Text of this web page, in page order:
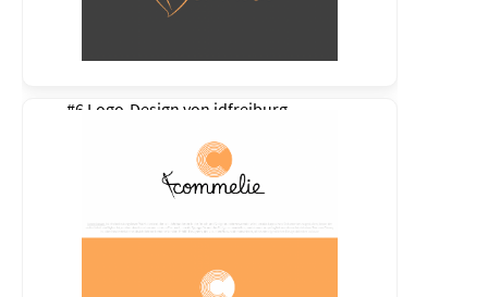
#6 Logo-Design von idfreiburg